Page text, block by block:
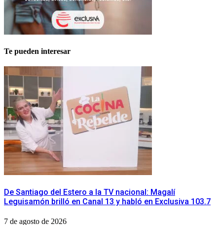
Te pueden interesar
De Santiago del Estero a la TV nacional: Magalí
Leguisamón brilló en Canal 13 y habló en Exclusiva 103.7
7 de agosto de 2026